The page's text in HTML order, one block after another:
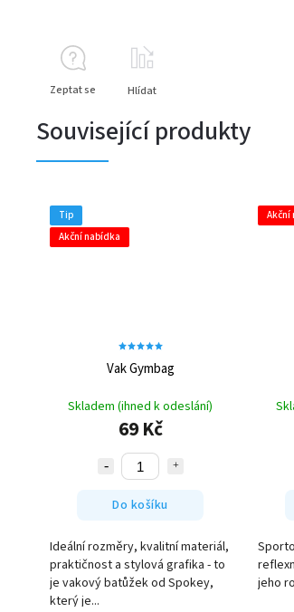
Zeptat se Hlídat
Související produkty
Tip
Akční nabídka
Vak Gymbag
Skladem (ihned k odeslání)
69 Kč
Do košíku
Ideální rozměry, kvalitní materiál,
praktičnost a stylová grafika - to
je vakový batůžek od Spokey,
který je...
Akční
jeho